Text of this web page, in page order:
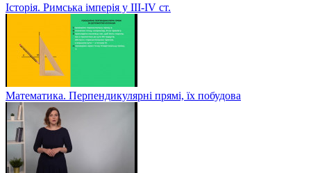
Історія. Римська імперія у III-ІV ст.
Математика. Перпендикулярні прямі, їх побудова